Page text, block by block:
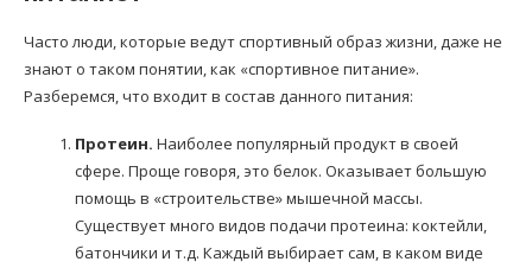
Часто люди, которые ведут спортивный образ жизни, даже не
знают о таком понятии, как «спортивное питание».
Разберемся, что входит в состав данного питания:
Протеин. Наиболее популярный продукт в своей
сфере. Проще говоря, это белок. Оказывает большую
помощь в «строительстве» мышечной массы.
Существует много видов подачи протеина: коктейли,
батончики и т.д. Каждый выбирает сам, в каком виде